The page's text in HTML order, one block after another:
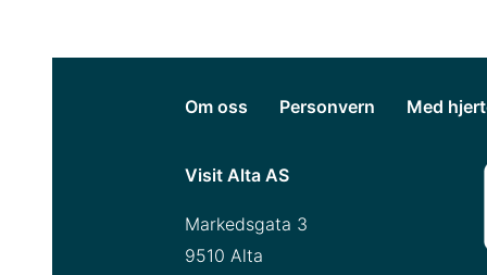
Om oss Personvern Med
Visit Alta AS
Markedsgata 3
9510 Alta